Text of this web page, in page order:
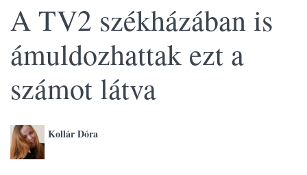
A TV2 székházában is
ámuldozhattak ezt a
számot látva
Kollár Dóra